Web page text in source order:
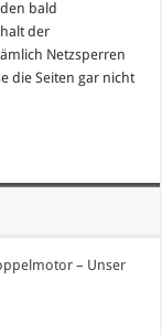
bald
der
Netzsperren
die Seiten gar nicht
– Unser